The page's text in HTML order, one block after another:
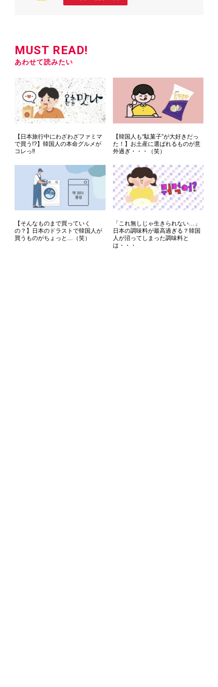
MUST READ!
あわせて読みたい
【日本旅行中にわざわざファミマ
で買う!?】韓国人の本命グルメが
コレっ‼
【韓国人も“駄菓子”が大好きだっ
た！】お土産に選ばれるものが意
外過ぎ・・・（笑）
【そんなものまで買っていく
の？】日本のドラストで韓国人が
買うものがちょっと…（笑）
「これ無しじゃ生きられない…」
日本の調味料が最高過ぎる？韓国
人が沼ってしまった調味料と
は・・・